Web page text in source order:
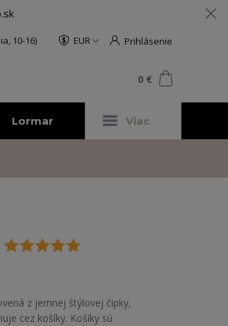
EUR Prihlásenie
10-16)
0 €
Lormar Viac
z jemnej štýlovej čipky,
cez košíky. Košíky sú